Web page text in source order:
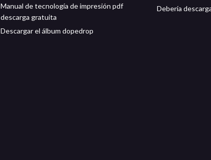
Manual de tecnología de impresión pdf
descarga gratuita
Descargar el álbum dopedrop
Debería